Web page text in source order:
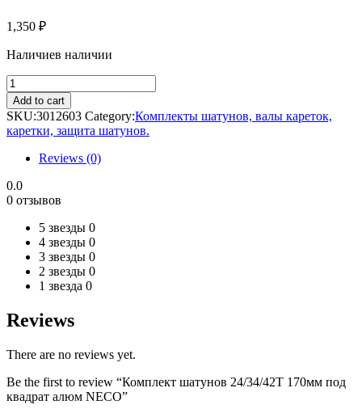
1,350 ₽
Наличиев наличии
Комплект
шатунов
24/34/42T
170мм
под
квадрат
NECO
quantity
Add to cart
SKU:3012603 Category:Комплекты шатунов, валы кареток,
каретки, защита шатунов.
Reviews (0)
0.0
0 отзывов
5 звезды 0
4 звезды 0
3 звезды 0
2 звезды 0
1 звезда 0
Reviews
There are no reviews yet.
Be the first to review “Комплект шатунов 24/34/42T 170мм под
квадрат алюм NECO”